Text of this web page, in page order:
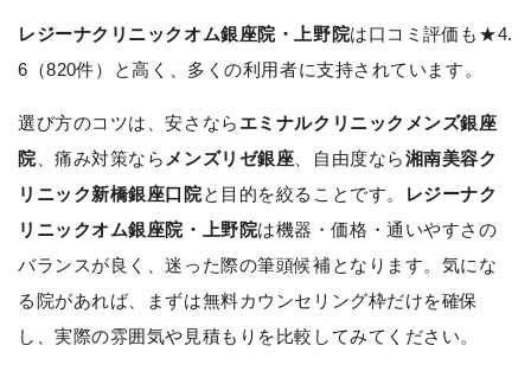
レジーナクリニックオム銀座院・上野院は口コミ評価も★4.
6（820件）と高く、多くの利用者に支持されています。
選び方のコツは、安さなら エミナルクリニックメンズ銀座
院、痛み対策なら メンズリゼ銀座 、自由度なら湘南美容ク
リニック新橋銀座口院と目的を絞ることです。
レジーナク
リニックオム銀座院・上野院は機器・価格・通いやすさの
バランスが良く、迷った際の筆頭候補となります。気にな
る院があれば、まずは無料カウンセリング枠だけを確保
し、実際の雰囲気や見積もりを比較してみてください。